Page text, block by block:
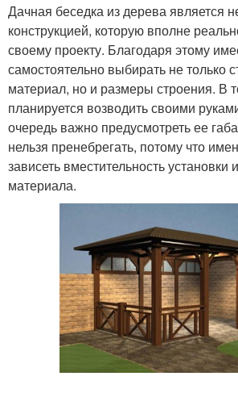
Дачная беседка из дерева является
конструкцией, которую вполне
своему проекту. Благодаря этому
самостоятельно выбирать не только
материал, но и размеры строения. В
планируется возводить своими
очередь важно предусмотреть ее
нельзя пренебрегать, потому что
зависеть вместительность установки
материала.